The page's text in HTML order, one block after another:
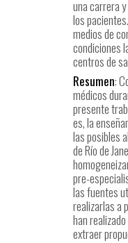
una carrera
los
medios de
condiciones
centros de
Resumen:
médicos
presente
es, la
las posibles
de Río de
pre-
las fuentes
realizarlas a
han
extraer